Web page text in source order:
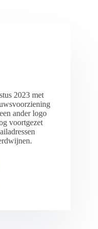
2023 met
ander logo
voortgezet